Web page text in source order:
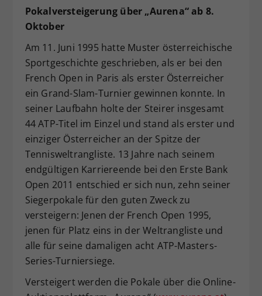
Pokalversteigerung über „Aurena“ ab 8.
Oktober
Am 11. Juni 1995 hatte Muster österreichische
Sportgeschichte geschrieben, als er bei den
French Open in Paris als erster Österreicher
ein Grand-Slam-Turnier gewinnen konnte. In
seiner Laufbahn holte der Steirer insgesamt
44 ATP-Titel im Einzel und stand als erster und
einziger Österreicher an der Spitze der
Tennisweltrangliste. 13 Jahre nach seinem
endgültigen Karriereende bei den Erste Bank
Open 2011 entschied er sich nun, zehn seiner
Siegerpokale für den guten Zweck zu
versteigern: Jenen der French Open 1995,
jenen für Platz eins in der Weltrangliste und
alle für seine damaligen acht ATP-Masters-
Series-Turniersiege.
Versteigert werden die Pokale über die Online-